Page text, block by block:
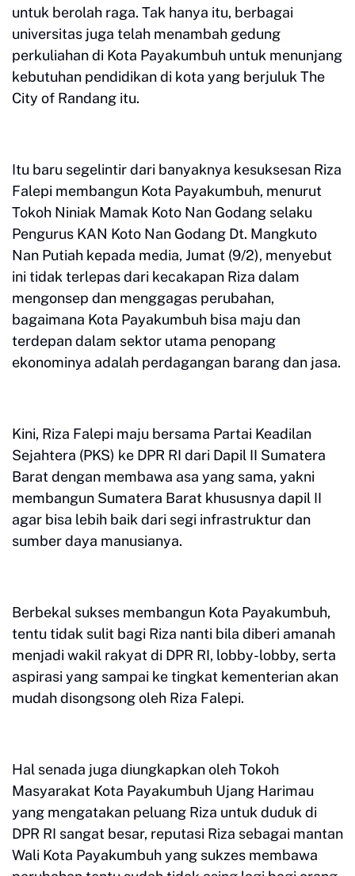
untuk berolah raga. Tak hanya itu, berbagai
universitas juga telah menambah gedung
perkuliahan di Kota Payakumbuh untuk menunjang
kebutuhan pendidikan di kota yang berjuluk The
City of Randang itu.
Itu baru segelintir dari banyaknya kesuksesan Riza
Falepi membangun Kota Payakumbuh, menurut
Tokoh Niniak Mamak Koto Nan Godang selaku
Pengurus KAN Koto Nan Godang Dt. Mangkuto
Nan Putiah kepada media, Jumat (9/2), menyebut
ini tidak terlepas dari kecakapan Riza dalam
mengonsep dan menggagas perubahan,
bagaimana Kota Payakumbuh bisa maju dan
terdepan dalam sektor utama penopang
ekonominya adalah perdagangan barang dan jasa.
Kini, Riza Falepi maju bersama Partai Keadilan
Sejahtera (PKS) ke DPR RI dari Dapil II Sumatera
Barat dengan membawa asa yang sama, yakni
membangun Sumatera Barat khususnya dapil II
agar bisa lebih baik dari segi infrastruktur dan
sumber daya manusianya.
Berbekal sukses membangun Kota Payakumbuh,
tentu tidak sulit bagi Riza nanti bila diberi amanah
menjadi wakil rakyat di DPR RI, lobby-lobby, serta
aspirasi yang sampai ke tingkat kementerian akan
mudah disongsong oleh Riza Falepi.
Hal senada juga diungkapkan oleh Tokoh
Masyarakat Kota Payakumbuh Ujang Harimau
yang mengatakan peluang Riza untuk duduk di
DPR RI sangat besar, reputasi Riza sebagai mantan
Wali Kota Payakumbuh yang sukzes membawa